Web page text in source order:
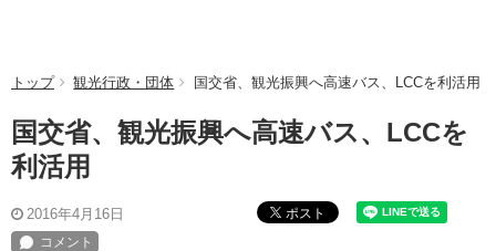
トップ 観光行政・団体 国交省、観光振興へ高速バス、LCCを利活用
国交省、観光振興へ高速バス、LCCを
利活用
2016年4月16日 ポスト